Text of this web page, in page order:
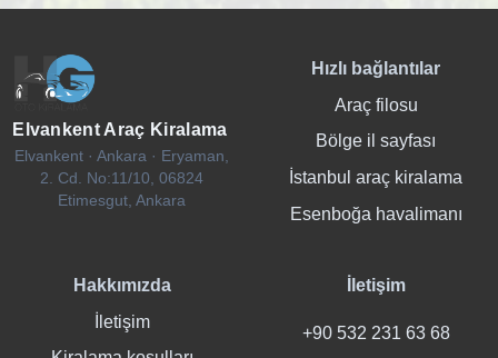
Elvankent Araç Kiralama
Elvankent · Ankara · Eryaman,
2. Cd. No:11/10, 06824
Etimesgut, Ankara
Hızlı bağlantılar
Araç filosu
Bölge il sayfası
İstanbul araç kiralama
Esenboğa havalimanı
Hakkımızda
İletişim
İletişim
+90 532 231 63 68